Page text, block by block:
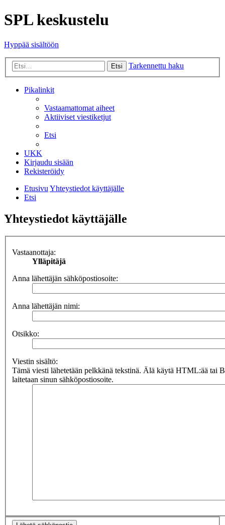
SPL keskustelu
Hyppää sisältöön
Etsi Tarkennettu haku
Pikalinkit
Vastaamattomat aiheet
Aktiiviset viestiketjut
Etsi
UKK
Kirjaudu sisään
Rekisteröidy
EtusivuYhteystiedot käyttäjälle
Etsi
Yhteystiedot käyttäjälle
Vastaanottaja:
Ylläpitäjä
Anna lähettäjän sähköpostiosoite:
Anna lähettäjän nimi:
Otsikko:
Viestin sisältö:
Tämä viesti lähetetään pelkkänä tekstinä. Älä käytä HTML:ää tai
laitetaan sinun sähköpostiosoite.